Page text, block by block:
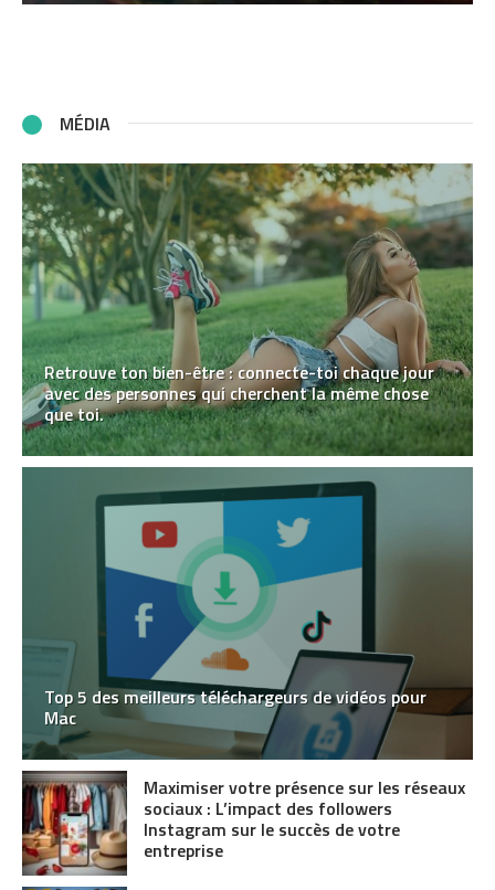
MÉDIA
Retrouve ton bien-être : connecte-toi chaque jour
avec des personnes qui cherchent la même chose
que toi.
Top 5 des meilleurs téléchargeurs de vidéos pour
Mac
Maximiser votre présence sur les réseaux
sociaux : L’impact des followers
Instagram sur le succès de votre
entreprise